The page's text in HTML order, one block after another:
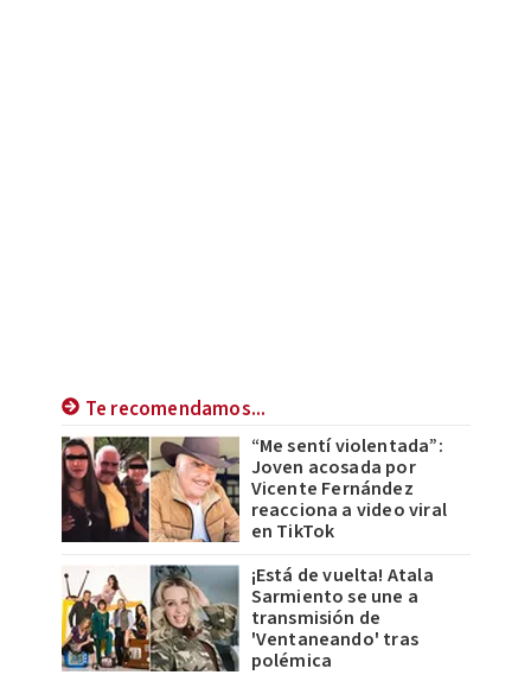
Te recomendamos...
“Me sentí violentada”:
Joven acosada por
Vicente Fernández
reacciona a video viral
en TikTok
¡Está de vuelta! Atala
Sarmiento se une a
transmisión de
'Ventaneando' tras
polémica